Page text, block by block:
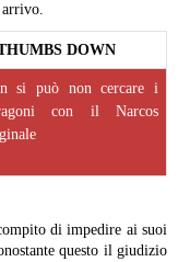
arrivo.
DOWN
si può non cercare i
con il Narcos
di impedire ai suoi
questo il giudizio